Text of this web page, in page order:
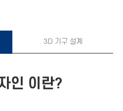
3D 기구 설계
인 이란?